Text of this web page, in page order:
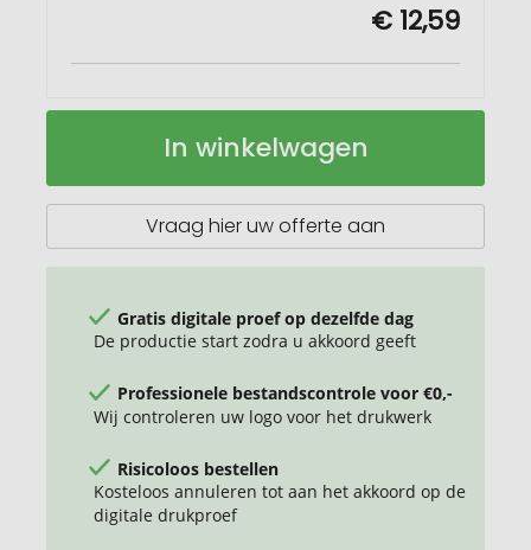
€ 12,59
Oakland
rplastic
charging
Op
In winkelwagen
Vraag hier uw offerte aan
Gratis digitale proef op dezelfde dag
De productie start zodra u akkoord geeft
Professionele bestandscontrole voor €0,-
Wij controleren uw logo voor het drukwerk
Risicoloos bestellen
Kosteloos annuleren tot aan het akkoord op de
digitale drukproef